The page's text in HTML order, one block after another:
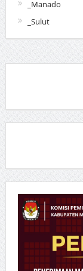
_Manado
_Sulut